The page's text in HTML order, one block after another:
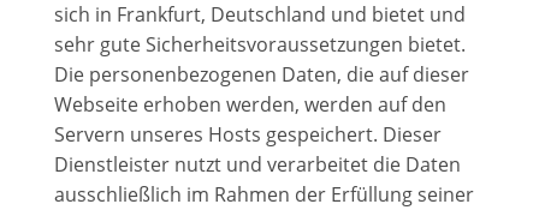
sich in Frankfurt, Deutschland und bietet und
sehr gute Sicherheitsvoraussetzungen bietet.
Die personenbezogenen Daten, die auf dieser
Webseite erhoben werden, werden auf den
Servern unseres Hosts gespeichert. Dieser
Dienstleister nutzt und verarbeitet die Daten
ausschließlich im Rahmen der Erfüllung seiner